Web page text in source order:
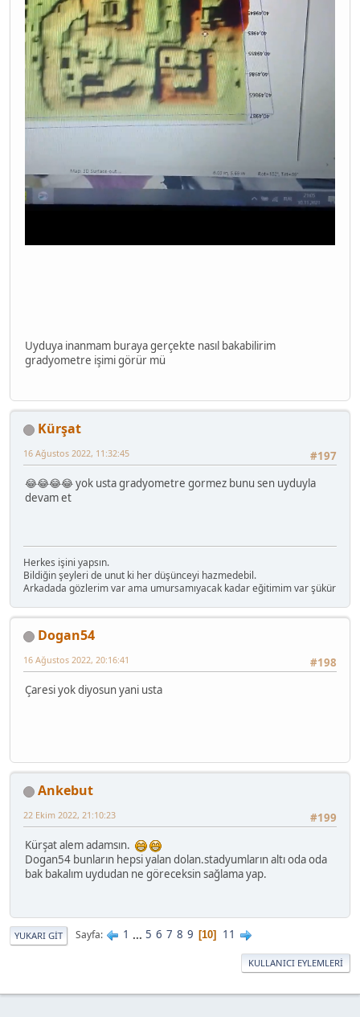
Uyduya inanmam buraya gerçekte nasıl bakabilirim
gradyometre işimi görür mü
Kürşat
#197
16 Ağustos 2022, 11:32:45
😂😂😂😂 yok usta gradyometre gormez bunu sen uyduyla
devam et
Herkes işini yapsın.
Bildiğin şeyleri de unut ki her düşünceyi hazmedebil.
Arkadada gözlerim var ama umursamıyacak kadar eğitimim var şükür
Dogan54
#198
16 Ağustos 2022, 20:16:41
Çaresi yok diyosun yani usta
Ankebut
#199
22 Ekim 2022, 21:10:23
Kürşat alem adamsın.
Dogan54 bunların hepsi yalan dolan.stadyumların altı oda oda
bak bakalım uydudan ne göreceksin sağlama yap.
YUKARI GIT Sayfa 1 ... 5 6 7 8 9 10 11
KULLANICI EYLEMLERI